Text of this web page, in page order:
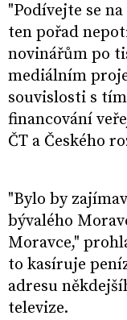
"Podívejte se
ten pořad
novinářům po
mediálním
souvislosti s
financování
ČT a Českého
"Bylo by
bývalého
Moravce,"
to kasíruje
adresu
televize.